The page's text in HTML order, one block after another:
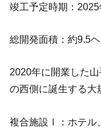
竣工予定時期：
総開発面積：約9.5
2020年に開業した
の西側に誕生する大
複合施設Ⅰ：ホテル